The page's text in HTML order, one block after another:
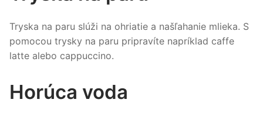
Tryska na paru slúži na ohriatie a našľahanie mlieka. S
pomocou trysky na paru pripravíte napríklad caffe
latte alebo cappuccino.
Horúca voda